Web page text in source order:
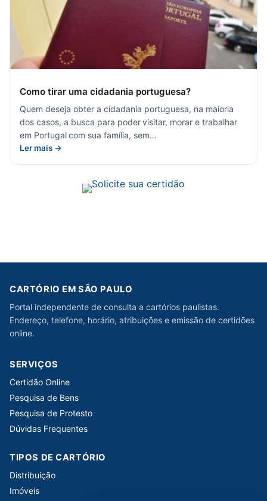
Como tirar uma cidadania portuguesa?
Quem deseja obter a cidadania portuguesa, na maioria
dos casos, a busca para poder visitar, morar e trabalhar
em Portugal com sua família, sem…
Ler mais →
CARTÓRIO EM SÃO PAULO
Portal independente de consulta a cartórios paulistas.
Endereço, telefone, horário, atribuições e emissão de certidões
online.
SERVIÇOS
Certidão Online
Pesquisa de Bens
Pesquisa de Protesto
Dúvidas Frequentes
TIPOS DE CARTÓRIO
Distribuição
Imóveis